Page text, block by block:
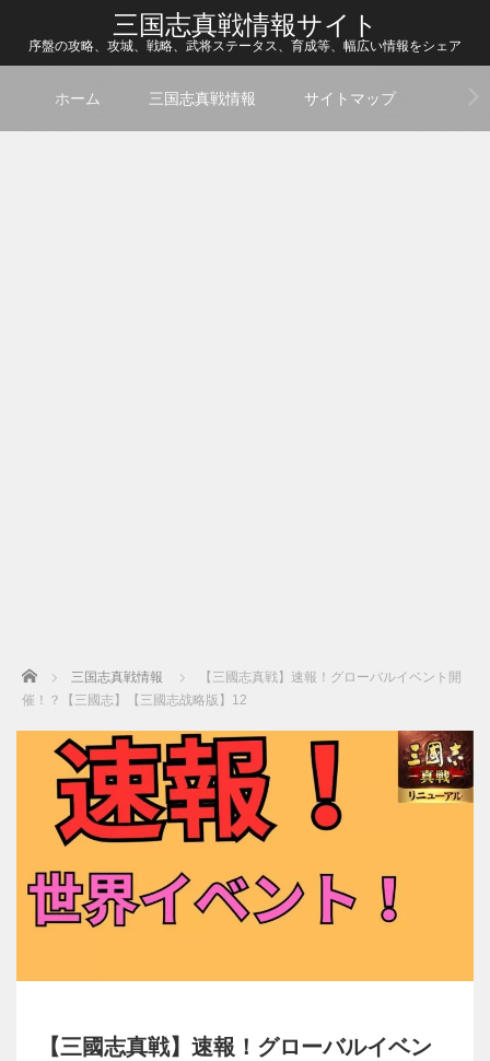
三国志真戦情報サイト
序盤の攻略、攻城、戦略、武将ステータス、育成等、幅広い情報をシェア
ホーム 三国志真戦情報 サイトマップ
Home 三国志真戦情報
【三國志真戦】速報！グローバルイベント開
催！？【三國志】【三國志战略版】12
【三國志真戦】速報！グローバルイベン